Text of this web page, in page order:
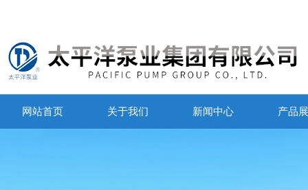
网站首页 关于我们 新闻中心 产品